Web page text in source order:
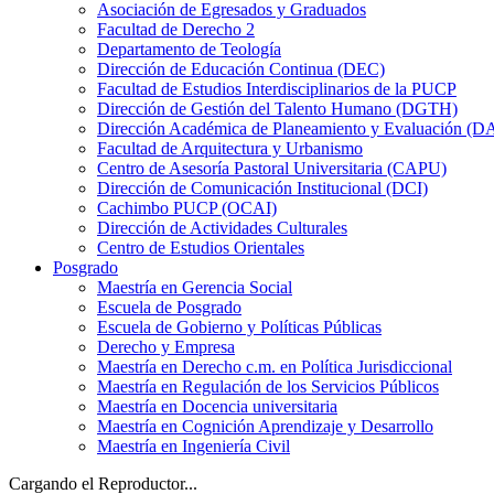
Asociación de Egresados y Graduados
Facultad de Derecho 2
Departamento de Teología
Dirección de Educación Continua (DEC)
Facultad de Estudios Interdisciplinarios de la PUCP
Dirección de Gestión del Talento Humano (DGTH)
Dirección Académica de Planeamiento y Evaluación
Facultad de Arquitectura y Urbanismo
Centro de Asesoría Pastoral Universitaria (CAPU)
Dirección de Comunicación Institucional (DCI)
Cachimbo PUCP (OCAI)
Dirección de Actividades Culturales
Centro de Estudios Orientales
Posgrado
Maestría en Gerencia Social
Escuela de Posgrado
Escuela de Gobierno y Políticas Públicas
Derecho y Empresa
Maestría en Derecho c.m. en Política Jurisdiccional
Maestría en Regulación de los Servicios Públicos
Maestría en Docencia universitaria
Maestría en Cognición Aprendizaje y Desarrollo
Maestría en Ingeniería Civil
Cargando el Reproductor...